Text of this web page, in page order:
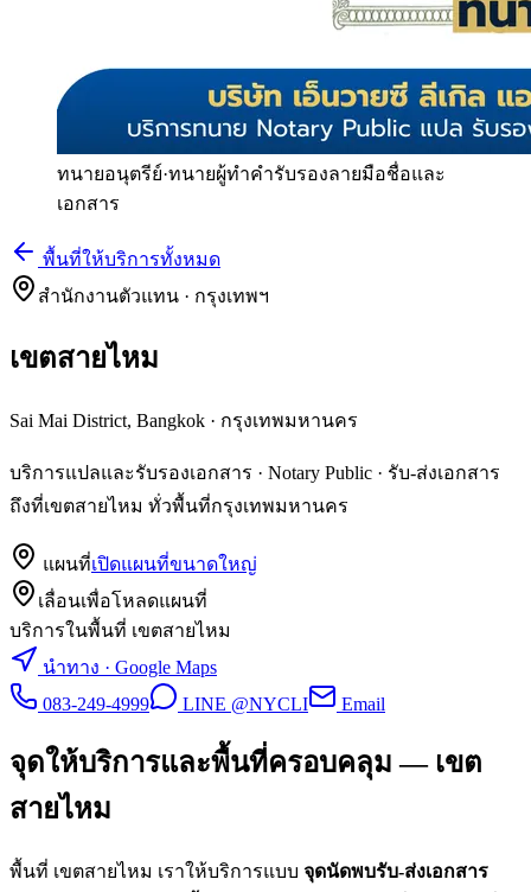
ทนายอนุตรีย์·ทนายผู้ทำคำรับรองลายมือชื่อและ
เอกสาร
พื้นที่ให้บริการทั้งหมด
สำนักงานตัวแทน · กรุงเทพฯ
เขตสายไหม
Sai Mai District, Bangkok · กรุงเทพมหานคร
บริการแปลและรับรองเอกสาร · Notary Public · รับ-ส่งเอกสาร
ถึงที่เขตสายไหม ทั่วพื้นที่กรุงเทพมหานคร
แผนที่เปิดแผนที่ขนาดใหญ่
เลื่อนเพื่อโหลดแผนที่
บริการในพื้นที่ เขตสายไหม
นำทาง · Google Maps
083-249-4999
LINE @NYCLI Email
จุดให้บริการและพื้นที่ครอบคลุม — เขต
สายไหม
พื้นที่ เขตสายไหม เราให้บริการแบบ จุดนัดพบรับ-ส่งเอกสาร